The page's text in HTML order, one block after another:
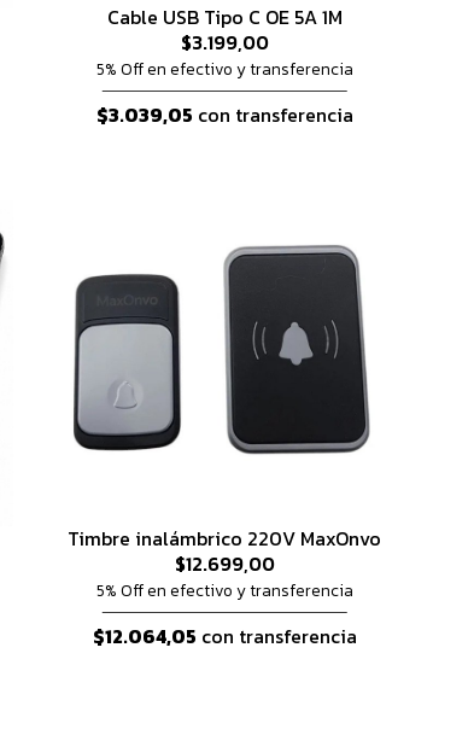
Cable USB Tipo C OE 5A 1M
$3.199,00
5% Off en efectivo y transferencia
$3.039,05 con transferencia
Timbre inalámbrico 220V MaxOnvo
$12.699,00
5% Off en efectivo y transferencia
$12.064,05 con transferencia